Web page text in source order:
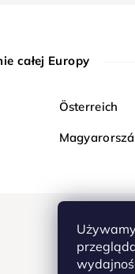
całej Europy
Österreich